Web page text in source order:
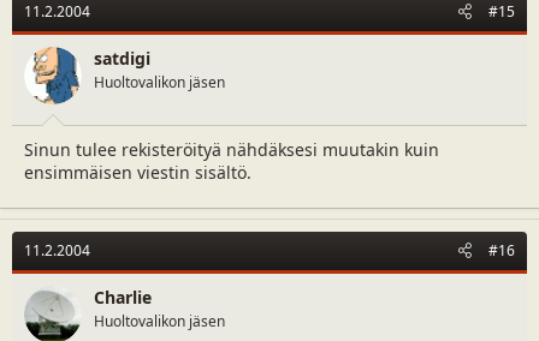
11.2.2004 #15
satdigi
Huoltovalikon jäsen
Sinun tulee rekisteröityä nähdäksesi muutakin kuin
ensimmäisen viestin sisältö.
11.2.2004 #16
Charlie
Huoltovalikon jäsen